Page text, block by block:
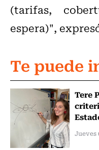
(tarifas,
espera)",
Te puede
Tere
Jueves